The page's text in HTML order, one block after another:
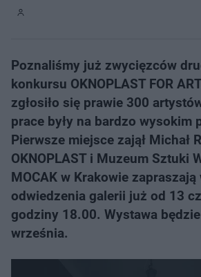
Poznaliśmy już zwycięzców
konkursu OKNOPLAST FOR
zgłosiło się prawie 300
prace były na bardzo wysokim
Pierwsze miejsce zajął Michał
OKNOPLAST i Muzeum Sztuki
MOCAK w Krakowie
odwiedzenia galerii już od 13
godziny 18.00. Wystawa
września.